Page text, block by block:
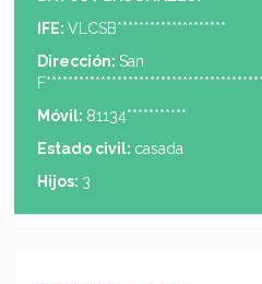
IFE:VLCSB********************
Dirección:San
Móvil: 81134***********
Estado civil: casada
Hijos: 3